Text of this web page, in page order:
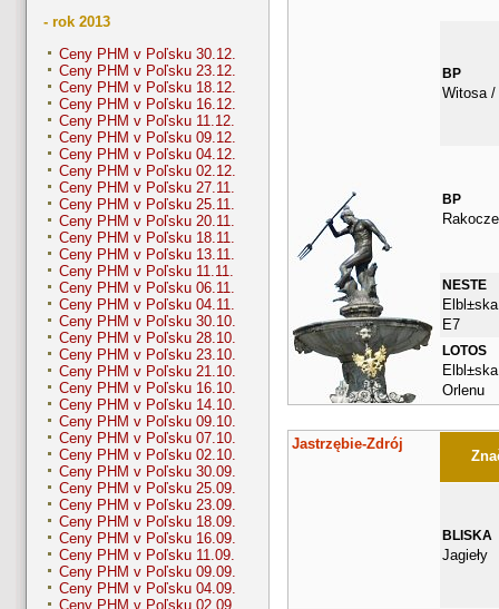
- rok 2013
Ceny PHM v Poľsku 30.12.
Ceny PHM v Poľsku 23.12.
Ceny PHM v Poľsku 18.12.
Ceny PHM v Poľsku 16.12.
Ceny PHM v Poľsku 11.12.
Ceny PHM v Poľsku 09.12.
Ceny PHM v Poľsku 04.12.
Ceny PHM v Poľsku 02.12.
Ceny PHM v Poľsku 27.11.
Ceny PHM v Poľsku 25.11.
Ceny PHM v Poľsku 20.11.
Ceny PHM v Poľsku 18.11.
Ceny PHM v Poľsku 13.11.
Ceny PHM v Poľsku 11.11.
Ceny PHM v Poľsku 06.11.
Ceny PHM v Poľsku 04.11.
Ceny PHM v Poľsku 30.10.
Ceny PHM v Poľsku 28.10.
Ceny PHM v Poľsku 23.10.
Ceny PHM v Poľsku 21.10.
Ceny PHM v Poľsku 16.10.
Ceny PHM v Poľsku 14.10.
Ceny PHM v Poľsku 09.10.
Ceny PHM v Poľsku 07.10.
Ceny PHM v Poľsku 02.10.
Ceny PHM v Poľsku 30.09.
Ceny PHM v Poľsku 25.09.
Ceny PHM v Poľsku 23.09.
Ceny PHM v Poľsku 18.09.
Ceny PHM v Poľsku 16.09.
Ceny PHM v Poľsku 11.09.
Ceny PHM v Poľsku 09.09.
Ceny PHM v Poľsku 04.09.
Ceny PHM v Poľsku 02.09.
BP
Witosa /
BP
NESTE
E7
LOTOS
Orlenu
Jastrzębie-Zdrój
BLISKA
Jagieły